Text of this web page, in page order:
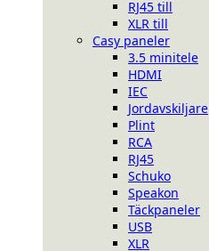
RJ45 till
XLR till
Casy paneler
3.5 minitele
HDMI
IEC
Jordavskiljare
Plint
RCA
RJ45
Schuko
Speakon
Täckpaneler
USB
XLR